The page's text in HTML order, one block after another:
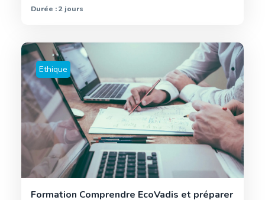
Durée : 2 jours
Ethique
Formation Comprendre EcoVadis et préparer